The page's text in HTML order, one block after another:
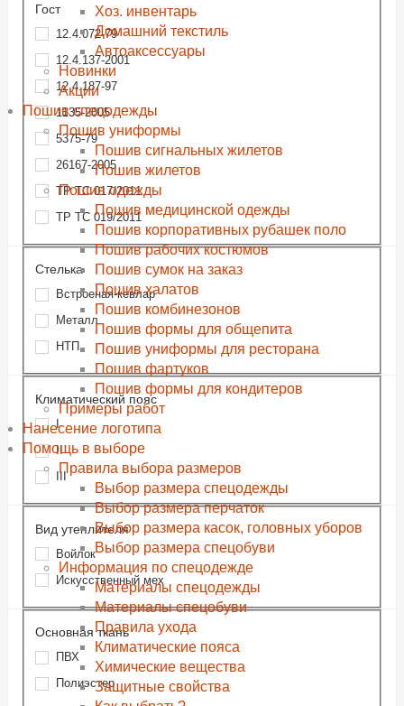
Хоз. инвентарь
Домашний текстиль
Автоаксессуары
Новинки
Акции
Пошив спецодежды
Пошив униформы
Пошив сигнальных жилетов
Пошив жилетов
Пошив одежды
Пошив медицинской одежды
Пошив корпоративных рубашек поло
Пошив рабочих костюмов
Пошив сумок на заказ
Пошив халатов
Пошив комбинезонов
Пошив формы для общепита
Пошив униформы для ресторана
Пошив фартуков
Пошив формы для кондитеров
Примеры работ
Нанесение логотипа
Помощь в выборе
Правила выбора размеров
Выбор размера спецодежды
Выбор размера перчаток
Выбор размера касок, головных уборов
Выбор размера спецобуви
Информация по спецодежде
Материалы спецодежды
Материалы спецобуви
Правила ухода
Климатические пояса
Химические вещества
Защитные свойства
Гост
12.4.072-79
12.4.137-2001
12.4.187-97
1135-2005
5375-79
26167-2005
ТР ТС 017/2011
ТР ТС 019/2011
Стелька
Встроеная-кевлар
Металл
НТП
Климатический пояс
I
II
III
Вид утеплителя
Войлок
Искусственный мех
Основная ткань
ПВХ
Полиэстер